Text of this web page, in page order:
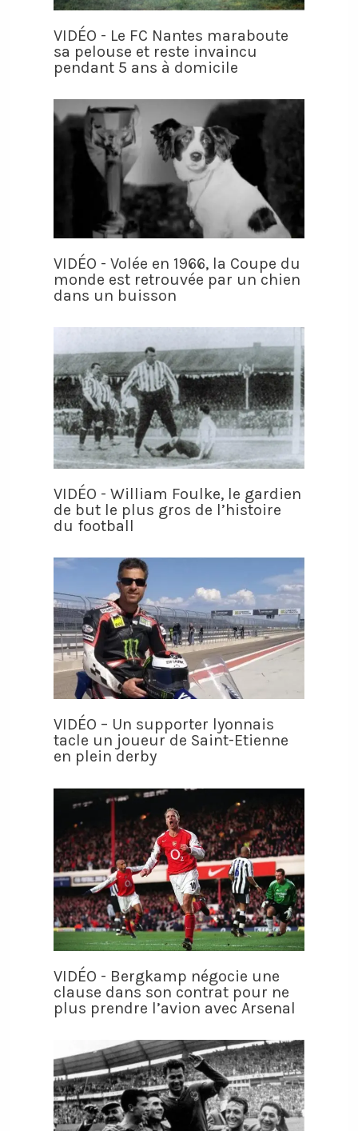
VIDÉO - Le FC Nantes maraboute
sa pelouse et reste invaincu
pendant 5 ans à domicile
VIDÉO - Volée en 1966, la Coupe du
monde est retrouvée par un chien
dans un buisson
VIDÉO - William Foulke, le gardien
de but le plus gros de l’histoire
du football
VIDÉO – Un supporter lyonnais
tacle un joueur de Saint-Etienne
en plein derby
VIDÉO - Bergkamp négocie une
clause dans son contrat pour ne
plus prendre l’avion avec Arsenal